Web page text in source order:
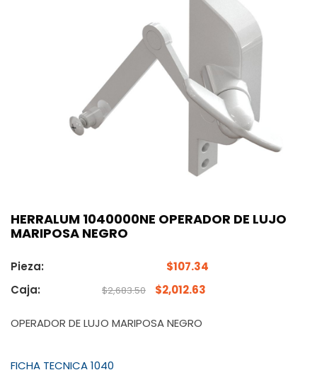
HERRALUM 1040000NE OPERADOR DE LUJO
MARIPOSA NEGRO
Pieza: $107.34
Caja:
$2,683.50 $2,012.63
OPERADOR DE LUJO MARIPOSA NEGRO
FICHA TECNICA 1040